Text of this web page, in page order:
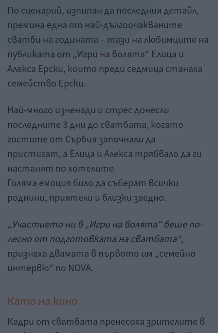
По сценарий, изпипан да последния детайл,
премина една от най-дългоочакваните
сватби на годината – тази на любимците на
публиката от „Игри на волята“ Елица и
Алекса Ерски, които преди седмица станаха
семейство Ерски.
Най-много изненади и стрес донесли
последните 3 дни до сватбата, когато
гостите от Сърбия започнали да
пристигат, а Елица и Алекса трябвало да ги
настанят по хотелите.
Голяма емоция било да съберат всички
роднини, приятели и близки заедно.
„Участието ни в „Игри на волята“ беше по-
лесно от подготовката на сватбата“,
признаха двамата в първото им „семейно
интервю“ по NOVA.
Като на кино
Кадри от сватбата пренесоха зрителите в